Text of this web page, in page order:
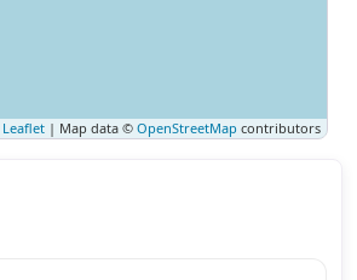
Leaflet | Map data © OpenStreetMap contributors